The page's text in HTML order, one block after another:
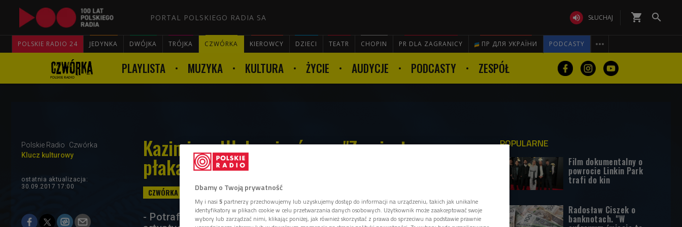
PORTAL POLSKIEGO RADIA SA  SŁUCHAJ shopping_cart 
POLSKIE RADIO 24 JEDYNKA DWÓJKA TRÓJKA CZWÓRKA KIEROWCY DZIECI TEATR CHOPIN PR DLA ZAGRANICY ПР ДЛЯ УКРАЇНИ PODCASTY 

PLAYLISTA MUZYKA KULTURA ŻYCIE AUDYCJE PODCASTY ZESPÓŁ
Polskie Radio
Czwórka
Klucz kulturowy
Kazimiera Iłłakowiczówna. "Zamiast
płakać, pisała wiersze"
ostatnia aktualizacja:
30.09.2017 17:00
- Potrafiła połączyć dwa światy: urzędniczą skrypulatność z
POPULARNE
Film dokumentalny o
powrocie Linkin Park
trafi do kin
Radosław Ciszek o
banknotach. "W
Dbamy o Twoją prywatność
My i nasi 5 partnerzy przechowujemy lub uzyskujemy dostęp do informacji na urządzeniu, takich jak unikalne
identyfikatory w plikach cookie w celu przetwarzania danych osobowych. Użytkownik może zaakceptować swoje
wybory lub zarządzać nimi, klikając poniżej, jak również skorzystać z prawa do sprzeciwu na podstawie prawnie